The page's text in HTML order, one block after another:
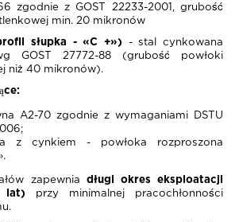
zgodnie z GOST 22233-2001, grubość
min. 20 mikronów
słupka - «С +») - stal cynkowana
GOST 27772-88 (grubość powłoki
niż 40 mikronów).
A2-70 zgodnie z wymaganiami DSTU
z cynkiem - powłoka rozproszona
zapewnia długi okres eksploatacji
lat) przy minimalnej pracochłonności